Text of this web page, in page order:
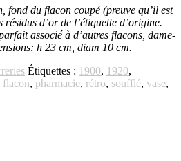
fond du flacon coupé (preuve qu’il est
d’or de l’étiquette d’origine.
associé à d’autres flacons, dame-
h 23 cm, diam 10 cm.
Étiquettes : 1900, 1920,
flacon, pharmacie, rétro, soufflé, vase,